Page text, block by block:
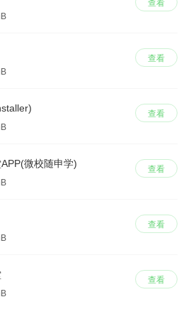
查看
查看
查看
查看
微校随申学)
查看
查看